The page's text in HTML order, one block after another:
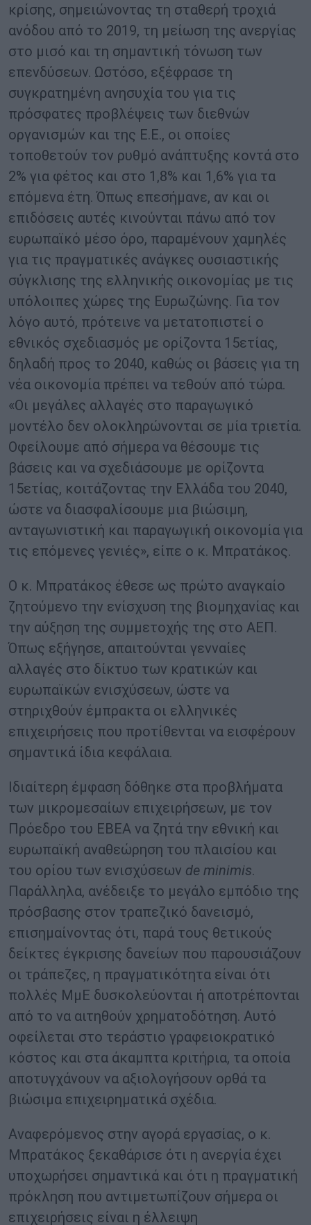
κρίσης, σημειώνοντας τη σταθερή τροχιά
ανόδου από το 2019, τη μείωση της ανεργίας
στο μισό και τη σημαντική τόνωση των
επενδύσεων. Ωστόσο, εξέφρασε τη
συγκρατημένη ανησυχία του για τις
πρόσφατες προβλέψεις των διεθνών
οργανισμών και της Ε.Ε., οι οποίες
τοποθετούν τον ρυθμό ανάπτυξης κοντά στο
2% για φέτος και στο 1,8% και 1,6% για τα
επόμενα έτη. Όπως επεσήμανε, αν και οι
επιδόσεις αυτές κινούνται πάνω από τον
ευρωπαϊκό μέσο όρο, παραμένουν χαμηλές
για τις πραγματικές ανάγκες ουσιαστικής
σύγκλισης της ελληνικής οικονομίας με τις
υπόλοιπες χώρες της Ευρωζώνης. Για τον
λόγο αυτό, πρότεινε να μετατοπιστεί ο
εθνικός σχεδιασμός με ορίζοντα 15ετίας,
δηλαδή προς το 2040, καθώς οι βάσεις για τη
νέα οικονομία πρέπει να τεθούν από τώρα.
«Οι μεγάλες αλλαγές στο παραγωγικό
μοντέλο δεν ολοκληρώνονται σε μία τριετία.
Οφείλουμε από σήμερα να θέσουμε τις
βάσεις και να σχεδιάσουμε με ορίζοντα
15ετίας, κοιτάζοντας την Ελλάδα του 2040,
ώστε να διασφαλίσουμε μια βιώσιμη,
ανταγωνιστική και παραγωγική οικονομία για
τις επόμενες γενιές», είπε ο κ. Μπρατάκος.
Ο κ. Μπρατάκος έθεσε ως πρώτο αναγκαίο
ζητούμενο την ενίσχυση της βιομηχανίας και
την αύξηση της συμμετοχής της στο ΑΕΠ.
Όπως εξήγησε, απαιτούνται γενναίες
αλλαγές στο δίκτυο των κρατικών και
ευρωπαϊκών ενισχύσεων, ώστε να
στηριχθούν έμπρακτα οι ελληνικές
επιχειρήσεις που προτίθενται να εισφέρουν
σημαντικά ίδια κεφάλαια.
Ιδιαίτερη έμφαση δόθηκε στα προβλήματα
των μικρομεσαίων επιχειρήσεων, με τον
Πρόεδρο του ΕΒΕΑ να ζητά την εθνική και
ευρωπαϊκή αναθεώρηση του πλαισίου και
του ορίου των ενισχύσεων de minimis.
Παράλληλα, ανέδειξε το μεγάλο εμπόδιο της
πρόσβασης στον τραπεζικό δανεισμό,
επισημαίνοντας ότι, παρά τους θετικούς
δείκτες έγκρισης δανείων που παρουσιάζουν
οι τράπεζες, η πραγματικότητα είναι ότι
πολλές ΜμΕ δυσκολεύονται ή αποτρέπονται
από το να αιτηθούν χρηματοδότηση. Αυτό
οφείλεται στο τεράστιο γραφειοκρατικό
κόστος και στα άκαμπτα κριτήρια, τα οποία
αποτυγχάνουν να αξιολογήσουν ορθά τα
βιώσιμα επιχειρηματικά σχέδια.
Αναφερόμενος στην αγορά εργασίας, ο κ.
Μπρατάκος ξεκαθάρισε ότι η ανεργία έχει
υποχωρήσει σημαντικά και ότι η πραγματική
πρόκληση που αντιμετωπίζουν σήμερα οι
επιχειρήσεις είναι η έλλειψη